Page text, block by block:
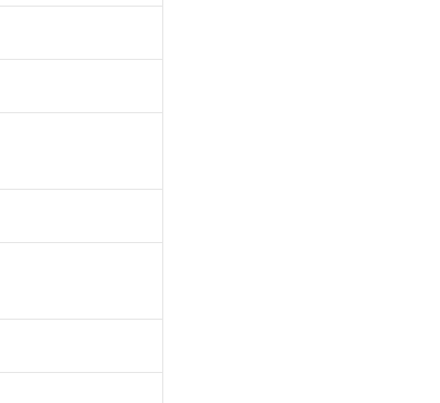
に対応した製品が提供可能な商品です。
対応した製品に切り替える予定のある商品です。
有に非対応の商品で、対応品を出す予定はありません。
有無と関係のない商品です。
のが、含有品と判明した場合などやむを得ず変更すること